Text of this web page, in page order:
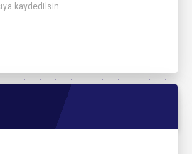
kaydedilsin.